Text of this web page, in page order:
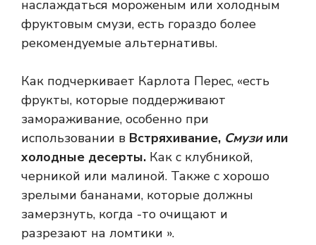
наслаждаться мороженым или холодным
фруктовым смузи, есть гораздо более
рекомендуемые альтернативы.
Как подчеркивает Карлота Перес, «есть
фрукты, которые поддерживают
замораживание, особенно при
использовании в Встряхивание, Смузиили
холодные десерты. Как с клубникой,
черникой или малиной. Также с хорошо
зрелыми бананами, которые должны
замерзнуть, когда -то очищают и
разрезают на ломтики ».